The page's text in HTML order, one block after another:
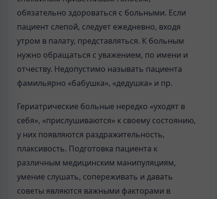
обязательно здороваться с больными. Если
пациент слепой, следует ежедневно, входя
утром в палату, представляться. К больным
нужно обращаться с уважением, по имени и
отчеству. Недопустимо называть пациента
фамильярно «бабушка», «дедушка» и пр.
Гериатрические больные нередко «уходят в
себя», «прислушиваются» к своему состоянию,
у них появляются раздражительность,
плаксивость. Подготовка пациента к
различным медицинским манипуляциям,
умение слушать, сопереживать и давать
советы являются важными факторами в